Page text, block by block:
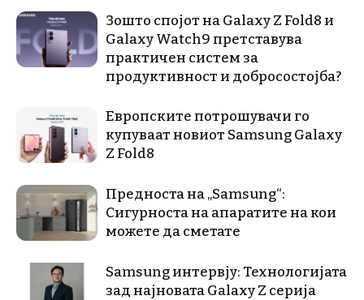
Зошто спојот на Galaxy Z Fold8 и
Galaxy Watch9 претставува
практичен систем за
продуктивност и добросостојба?
Европските потрошувачи го
купуваат новиот Samsung Galaxy
Z Fold8
Предноста на „Samsung“:
Сигурноста на апаратите на кои
можете да сметате
Samsung интервју: Технологијата
зад најновата Galaxy Z серија